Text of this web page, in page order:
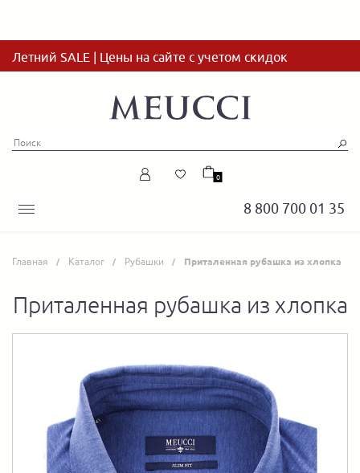
Летний SALE | Цены на сайте с учетом скидок
8 800 700 01 35
0
Главная Каталог Рубашки Приталенная рубашка из хлопка
Приталенная рубашка из хлопка